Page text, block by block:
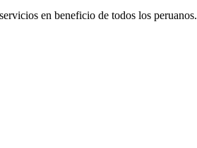
en beneficio de todos los peruanos.